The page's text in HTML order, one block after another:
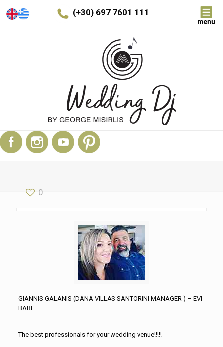
(+30) 697 7601 111
0
GIANNIS GALANIS (DANA VILLAS SANTORINI MANAGER ) – EVI
BABI
The best professionals for your wedding venue!!!!!